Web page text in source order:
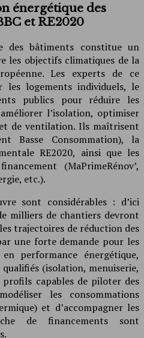
énergétique des
et RE2020
des bâtiments constitue un
les objectifs climatiques de la
Les experts de ce
les logements individuels, le
publics pour réduire les
l’isolation, optimiser
de ventilation. Ils maîtrisent
Basse Consommation), la
RE2020, ainsi que les
(MaPrimeRénov’,
etc.).
sont considérables : d’ici
milliers de chantiers devront
trajectoires de réduction des
une forte demande pour les
performance énergétique,
(isolation, menuiserie,
capables de piloter des
les consommations
et d’accompagner les
de financements sont